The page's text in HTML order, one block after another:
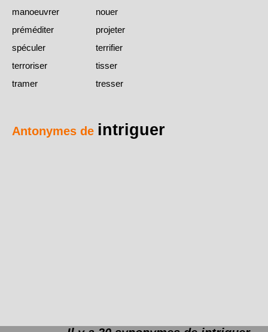
manoeuvrer
nouer
préméditer
projeter
spéculer
terrifier
terroriser
tisser
tramer
tresser
Antonymes de intriguer